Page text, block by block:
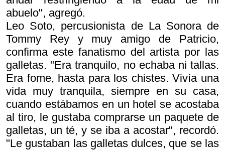
abuelo", agregó.
Leo Soto, percusionista de La Sonora de
Tommy Rey y muy amigo de Patricio,
confirma este fanatismo del artista por las
galletas. "Era tranquilo, no echaba ni tallas.
Era fome, hasta para los chistes. Vivía una
vida muy tranquila, siempre en su casa,
cuando estábamos en un hotel se acostaba
al tiro, le gustaba comprarse un paquete de
galletas, un té, y se iba a acostar", recordó.
"Le gustaban las galletas dulces, que se las